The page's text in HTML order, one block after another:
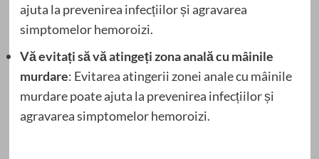
ajuta la prevenirea infecțiilor și agravarea
simptomelor hemoroizi.
Vă evitați să vă atingeți zona anală cu mâinile
murdare: Evitarea atingerii zonei anale cu mâinile
murdare poate ajuta la prevenirea infecțiilor și
agravarea simptomelor hemoroizi.